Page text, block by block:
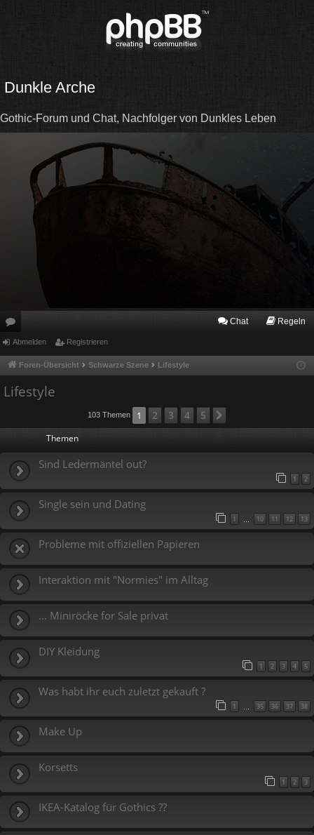
Dunkle Arche
Gothic-Forum und Chat, Nachfolger von Dunkles Leben
or
en
Chat Regeln
Abmelden Registrieren
Foren-Übersicht Schwarze Szene Lifestyle
Lifestyle
103 Themen 1 2 3 4 5
Themen
Sind Ledermäntel out?
1 2
Single sein und Dating
1 … 10 11 12 13
Probleme mit offiziellen Papieren
Interaktion mit "Normies" im Alltag
... Miniröcke for Sale privat
DIY Kleidung
1 2 3 4 5
Was habt ihr euch zuletzt gekauft ?
1 … 35 36 37 38
Make Up
Korsetts
1 2 3
IKEA-Katalog für Gothics ??